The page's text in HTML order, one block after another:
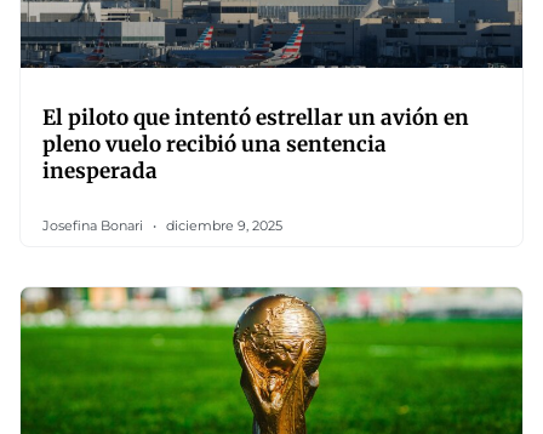
El piloto que intentó estrellar un avión en
pleno vuelo recibió una sentencia
inesperada
Josefina Bonari diciembre 9, 2025